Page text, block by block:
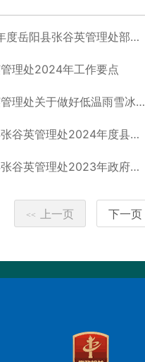
2023年度岳阳县张谷英管理处部门决算
理处2024年工作要点
张谷英管理处关于做好低温雨雪冰冻灾害防范工作方案
岳阳县张谷英管理处2024年度县直部门预算公开
岳阳县张谷英管理处2023年政府信息公开工作年度报告
<< 上一页 下一页